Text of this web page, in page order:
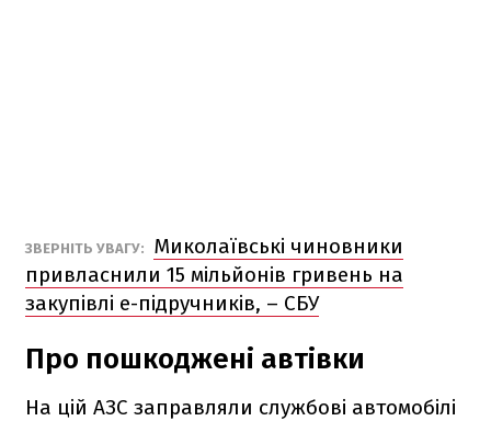
ЗВЕРНІТЬ УВАГУ:
Миколаївські чиновники
привласнили 15 мільйонів гривень на
закупівлі е-підручників, – СБУ
Про пошкоджені автівки
На цій АЗС заправляли службові автомобілі